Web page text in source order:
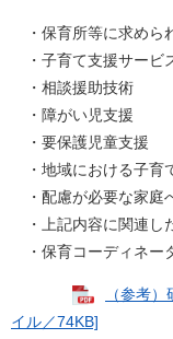
・保育所等に求めら
・子育て支援サービ
・相談援助技術
・障がい児支援
・要保護児童支援
・地域における子育
・配慮が必要な家庭
・上記内容に関連し
・保育コーディネ
（参考
イル／74KB]